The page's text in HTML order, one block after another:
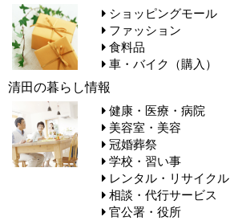
ショッピングモール
ファッション
食料品
車・バイク（購入）
清田の暮らし情報
健康・医療・病院
美容室・美容
冠婚葬祭
学校・習い事
レンタル・リサイクル
相談・代行サービス
官公署・役所